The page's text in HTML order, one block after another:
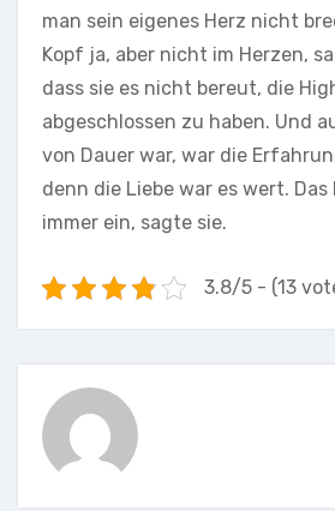
man sein eigenes Herz nicht
Kopf ja, aber nicht im Herzen,
dass sie es nicht bereut, die
abgeschlossen zu haben. Und
von Dauer war, war die
denn die Liebe war es wert.
immer ein, sagte sie.
3.8/5 - (13